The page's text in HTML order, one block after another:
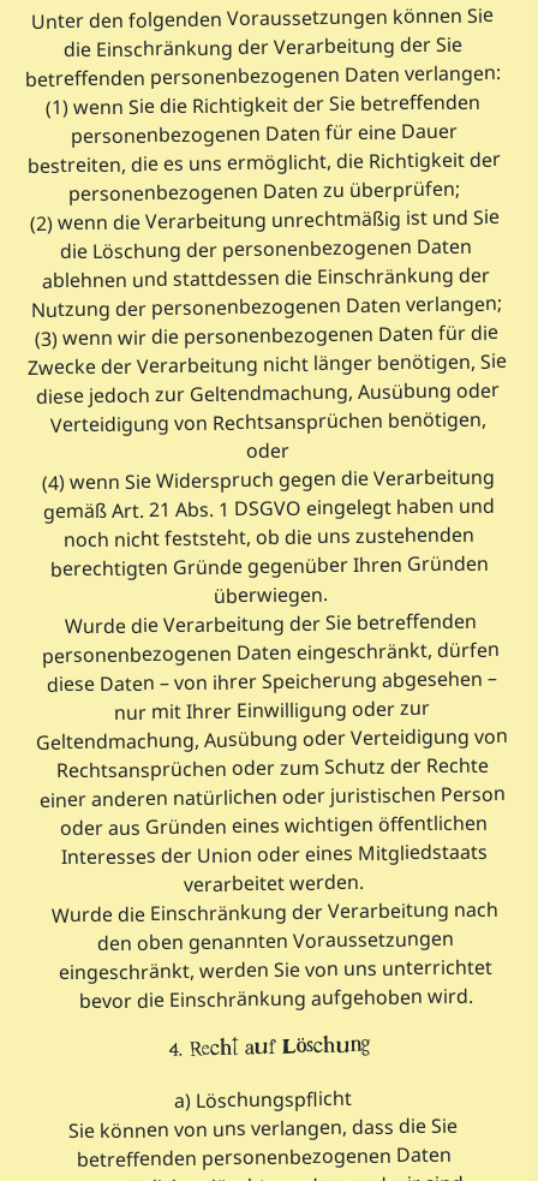
Unter den folgenden Voraussetzungen können Sie
die Einschränkung der Verarbeitung der Sie
betreffenden personenbezogenen Daten verlangen:
(1) wenn Sie die Richtigkeit der Sie betreffenden
personenbezogenen Daten für eine Dauer
bestreiten, die es uns ermöglicht, die Richtigkeit der
personenbezogenen Daten zu überprüfen;
(2) wenn die Verarbeitung unrechtmäßig ist und Sie
die Löschung der personenbezogenen Daten
ablehnen und stattdessen die Einschränkung der
Nutzung der personenbezogenen Daten verlangen;
(3) wenn wir die personenbezogenen Daten für die
Zwecke der Verarbeitung nicht länger benötigen, Sie
diese jedoch zur Geltendmachung, Ausübung oder
Verteidigung von Rechtsansprüchen benötigen,
oder
(4) wenn Sie Widerspruch gegen die Verarbeitung
gemäß Art. 21 Abs. 1 DSGVO eingelegt haben und
noch nicht feststeht, ob die uns zustehenden
berechtigten Gründe gegenüber Ihren Gründen
überwiegen.
Wurde die Verarbeitung der Sie betreffenden
personenbezogenen Daten eingeschränkt, dürfen
diese Daten – von ihrer Speicherung abgesehen –
nur mit Ihrer Einwilligung oder zur
Geltendmachung, Ausübung oder Verteidigung von
Rechtsansprüchen oder zum Schutz der Rechte
einer anderen natürlichen oder juristischen Person
oder aus Gründen eines wichtigen öffentlichen
Interesses der Union oder eines Mitgliedstaats
verarbeitet werden.
Wurde die Einschränkung der Verarbeitung nach
den oben genannten Voraussetzungen
eingeschränkt, werden Sie von uns unterrichtet
bevor die Einschränkung aufgehoben wird.
4. Recht auf Löschung
a) Löschungspflicht
Sie können von uns verlangen, dass die Sie
betreffenden personenbezogenen Daten